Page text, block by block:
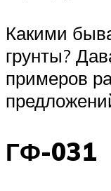
Какими
грунты?
примеров
ГФ-031